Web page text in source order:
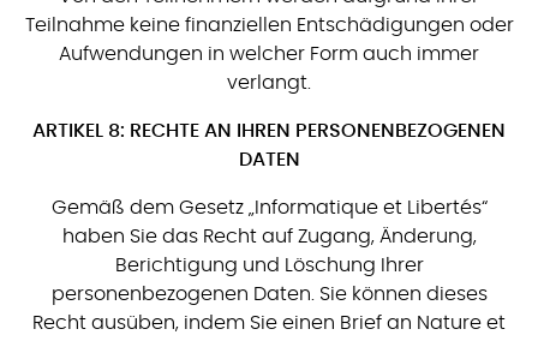
Teilnahme keine finanziellen Entschädigungen oder
Aufwendungen in welcher Form auch immer
verlangt.
ARTIKEL 8: RECHTE AN IHREN PERSONENBEZOGENEN
DATEN
Gemäß dem Gesetz „Informatique et Libertés“
haben Sie das Recht auf Zugang, Änderung,
Berichtigung und Löschung Ihrer
personenbezogenen Daten. Sie können dieses
Recht ausüben, indem Sie einen Brief an Nature et